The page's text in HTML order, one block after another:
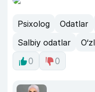
Psixolog Odatlar
Salbiy odatlar
0
0